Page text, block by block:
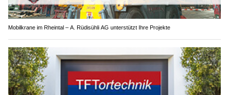
Mobilkrane im Rheintal – A. Rüdisühli AG unterstützt Ihre Projekte